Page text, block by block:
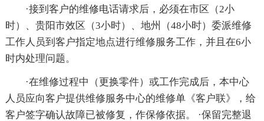
·接到客户的维修电话请求后，必须在市区（2小
时）、贵阳市效区（3小时）、地州（48小时）委派维修
工作人员到客户指定地点进行维修服务工作，并且在6小
时内处理问题。
·在维修过程中（更换零件）或工作完成后，本中心
人员应向客户提供维修服务中心的维修单《客户联》，给
客户签字确认故障已被修复，作保修依据。 ·保留完整退